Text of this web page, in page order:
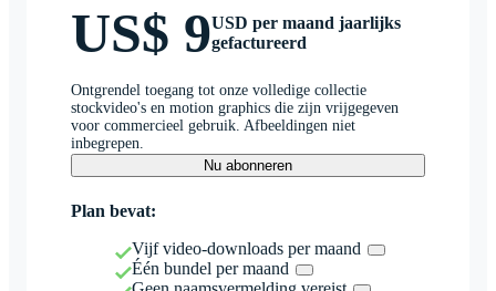
US$ 9USD per maand jaarlijks
gefactureerd
Ontgrendel toegang tot onze volledige collectie
stockvideo's en motion graphics die zijn vrijgegeven
voor commercieel gebruik. Afbeeldingen niet
inbegrepen.
Nu abonneren
Plan bevat:
Vijf video-downloads per maand
Één bundel per maand